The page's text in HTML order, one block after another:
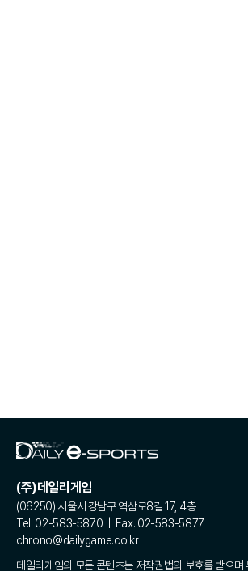
(주)데일리게임
(06250) 서울시 강남구 역삼로8길 17, 4층
Tel. 02-583-5870 | Fax. 02-583-5877
chrono@dailygame.co.kr
데일리게임의 모든 콘텐츠는 저작권법의 보호를 받으며